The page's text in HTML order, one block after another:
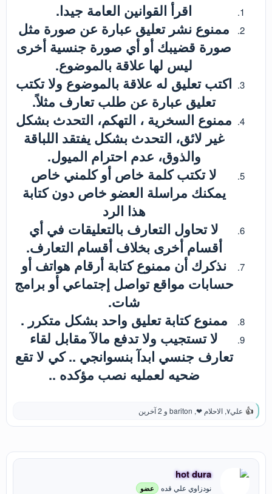
اقرأ القوانين العامة جيدا.
ممنوع نشر تعليق عبارة عن صورة مثل
صورة قضيبك أو أي صورة جنسية أخرى
ليس لها علاقة بالموضوع.
اكتب تعليق له علاقة بالموضوع ولا تكتب
تعليق عبارة عن طلب تعارف مثلاً.
ممنوع السخرية ، التهكم، التحدث بشكل
غير لائق، التحدث بشكل يفتقد اللباقة
والذوق، عدم احترام الميول.
لا تكتب كلمة خاص أو كلمني خاص
يمكنك مراسلة العضو خاص دون كتابة
هذا الرد
لا تحاول التعارف بالتعليقات في أي
أقسام أخرى بخلاف أقسام التعارف.
نذكرك أن ممنوع كتابة أرقام هواتف أو
حسابات مواقع تواصل إجتماعي أو برامج
شات.
ممنوع كتابة تعليق واحد بشكل متكرر .
لا تستجيب ولا تدفع مالآ مقابل لقاء
تعارف جنسي ابدآ بنسوانجي .. كي لا تقع
ضحيه لعمليه نصب مؤكده ..
ل
ا
علي٧ , الاحلام ❤,
bariton و 2 آخرين
hot dura
نودزاوي علي قده عضو